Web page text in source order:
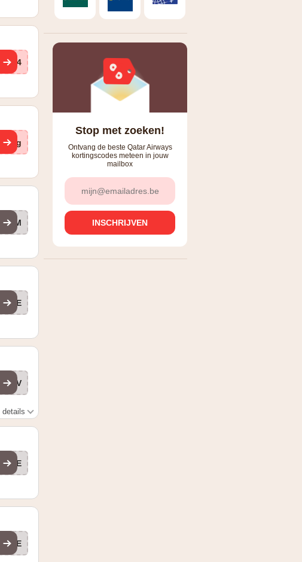
hP4
pBg
SOM
PRE
SAV
details
PRE
PRE
Stop met zoeken!
Ontvang de beste Qatar Airways
kortingscodes meteen in jouw
mailbox